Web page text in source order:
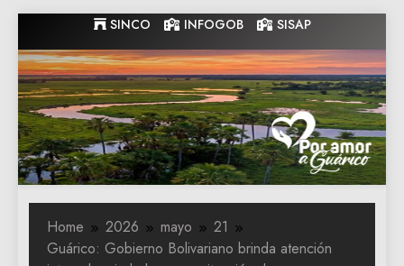
to
content
SINCO INFOGOB SISAP
Gobernacion
de Guarico
Gobernacion de Guarico
Home 2026 mayo
21
Guárico: ‎Gobierno Bolivariano brinda atención